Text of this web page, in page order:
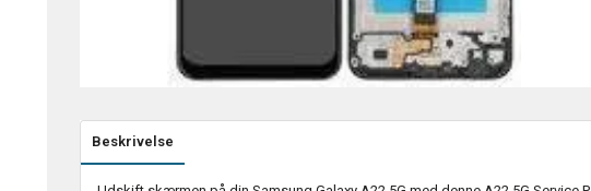
Beskrivelse